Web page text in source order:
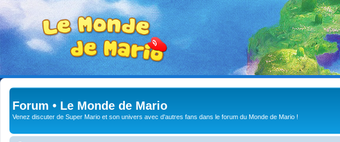
Forum • Le Monde de Mario
Venez discuter de Super Mario et son univers avec d'autres fans dans le forum du Monde de Mario !